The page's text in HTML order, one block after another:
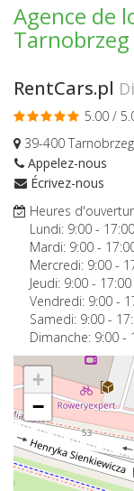
Agence de
Tarnobrzeg
RentCars.pl
5.00 /
39-400
Appelez-nous
Écrivez-nous
Heures
Lundi: 9:00 - 17:00
Mardi: 9:00 -
Mercredi: 9:00 -
Jeudi: 9:00 - 17:00
Vendredi: 9:00 -
Samedi: 9:00 -
Dimanche: 9:00 -
+
−